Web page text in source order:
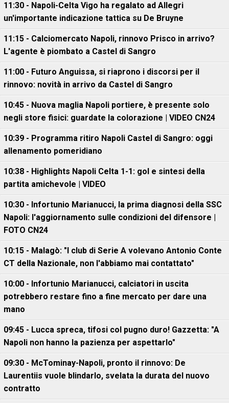
11:30 - Napoli-Celta Vigo ha regalato ad Allegri
un'importante indicazione tattica su De Bruyne
11:15 - Calciomercato Napoli, rinnovo Prisco in arrivo?
L'agente è piombato a Castel di Sangro
11:00 - Futuro Anguissa, si riaprono i discorsi per il
rinnovo: novità in arrivo da Castel di Sangro
10:45 - Nuova maglia Napoli portiere, è presente solo
negli store fisici: guardate la colorazione | VIDEO CN24
10:39 - Programma ritiro Napoli Castel di Sangro: oggi
allenamento pomeridiano
10:38 - Highlights Napoli Celta 1-1: gol e sintesi della
partita amichevole | VIDEO
10:30 - Infortunio Marianucci, la prima diagnosi della SSC
Napoli: l'aggiornamento sulle condizioni del difensore |
FOTO CN24
10:15 - Malagò: "I club di Serie A volevano Antonio Conte
CT della Nazionale, non l'abbiamo mai contattato"
10:00 - Infortunio Marianucci, calciatori in uscita
potrebbero restare fino a fine mercato per dare una
mano
09:45 - Lucca spreca, tifosi col pugno duro! Gazzetta: "A
Napoli non hanno la pazienza per aspettarlo"
09:30 - McTominay-Napoli, pronto il rinnovo: De
Laurentiis vuole blindarlo, svelata la durata del nuovo
contratto